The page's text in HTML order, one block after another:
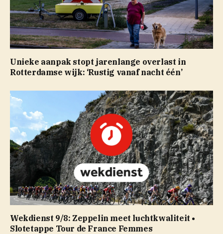
Unieke aanpak stopt jarenlange overlast in
Rotterdamse wijk: ‘Rustig vanaf nacht één’
Wekdienst 9/8: Zeppelin meet luchtkwaliteit •
Slotetappe Tour de France Femmes